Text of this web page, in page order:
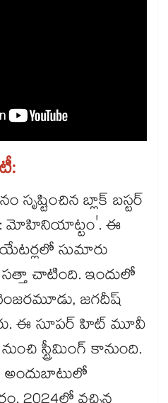
బ్లాక్ బస్టర్
మోహినియాట్టం'. ఈ
సుమారు
సత్తా చాటింది. ఇందులో
జగదీష్
ఈ సూపర్ హిట్ మూవీ
స్ట్రీమింగ్ కానుంది.